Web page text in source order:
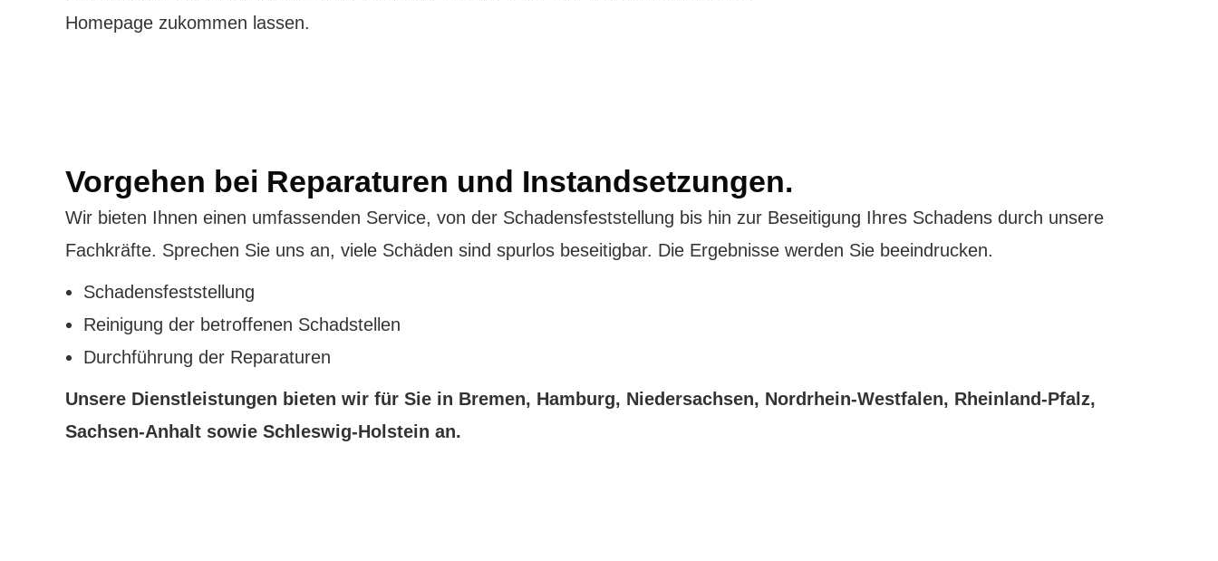
Homepage zukommen lassen.
Vorgehen bei Reparaturen und Instandsetzungen.
Wir bieten Ihnen einen umfassenden Service, von der Schadensfeststellung bis hin zur Beseitigung Ihres Schadens durch unsere
Fachkräfte. Sprechen Sie uns an, viele Schäden sind spurlos beseitigbar. Die Ergebnisse werden Sie beeindrucken.
Schadensfeststellung
Reinigung der betroffenen Schadstellen
Durchführung der Reparaturen
Unsere Dienstleistungen bieten wir für Sie in Bremen, Hamburg, Niedersachsen, Nordrhein-Westfalen, Rheinland-Pfalz,
Sachsen-Anhalt sowie Schleswig-Holstein an.